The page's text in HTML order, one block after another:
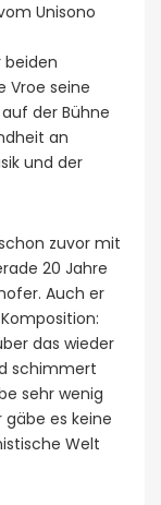
Unisono
beiden
Vroe seine
der Bühne
an
und der
zuvor mit
20 Jahre
Auch er
das wieder
schimmert
sehr wenig
es keine
Welt